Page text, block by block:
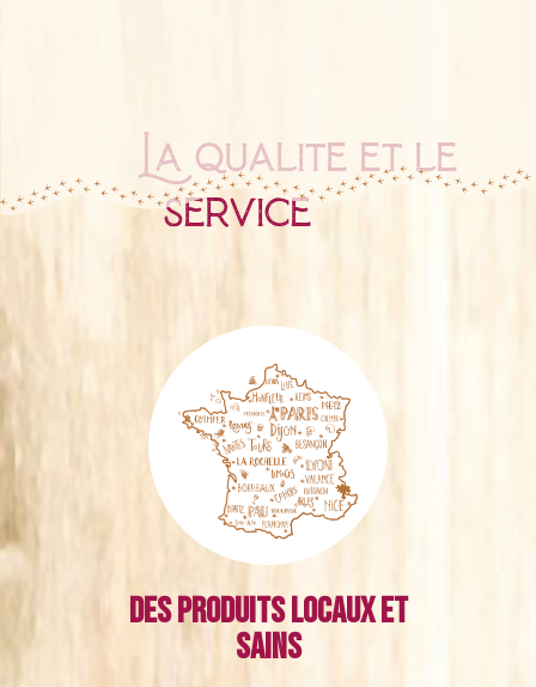
La qualité et le
service
Des produits locaux et
sains